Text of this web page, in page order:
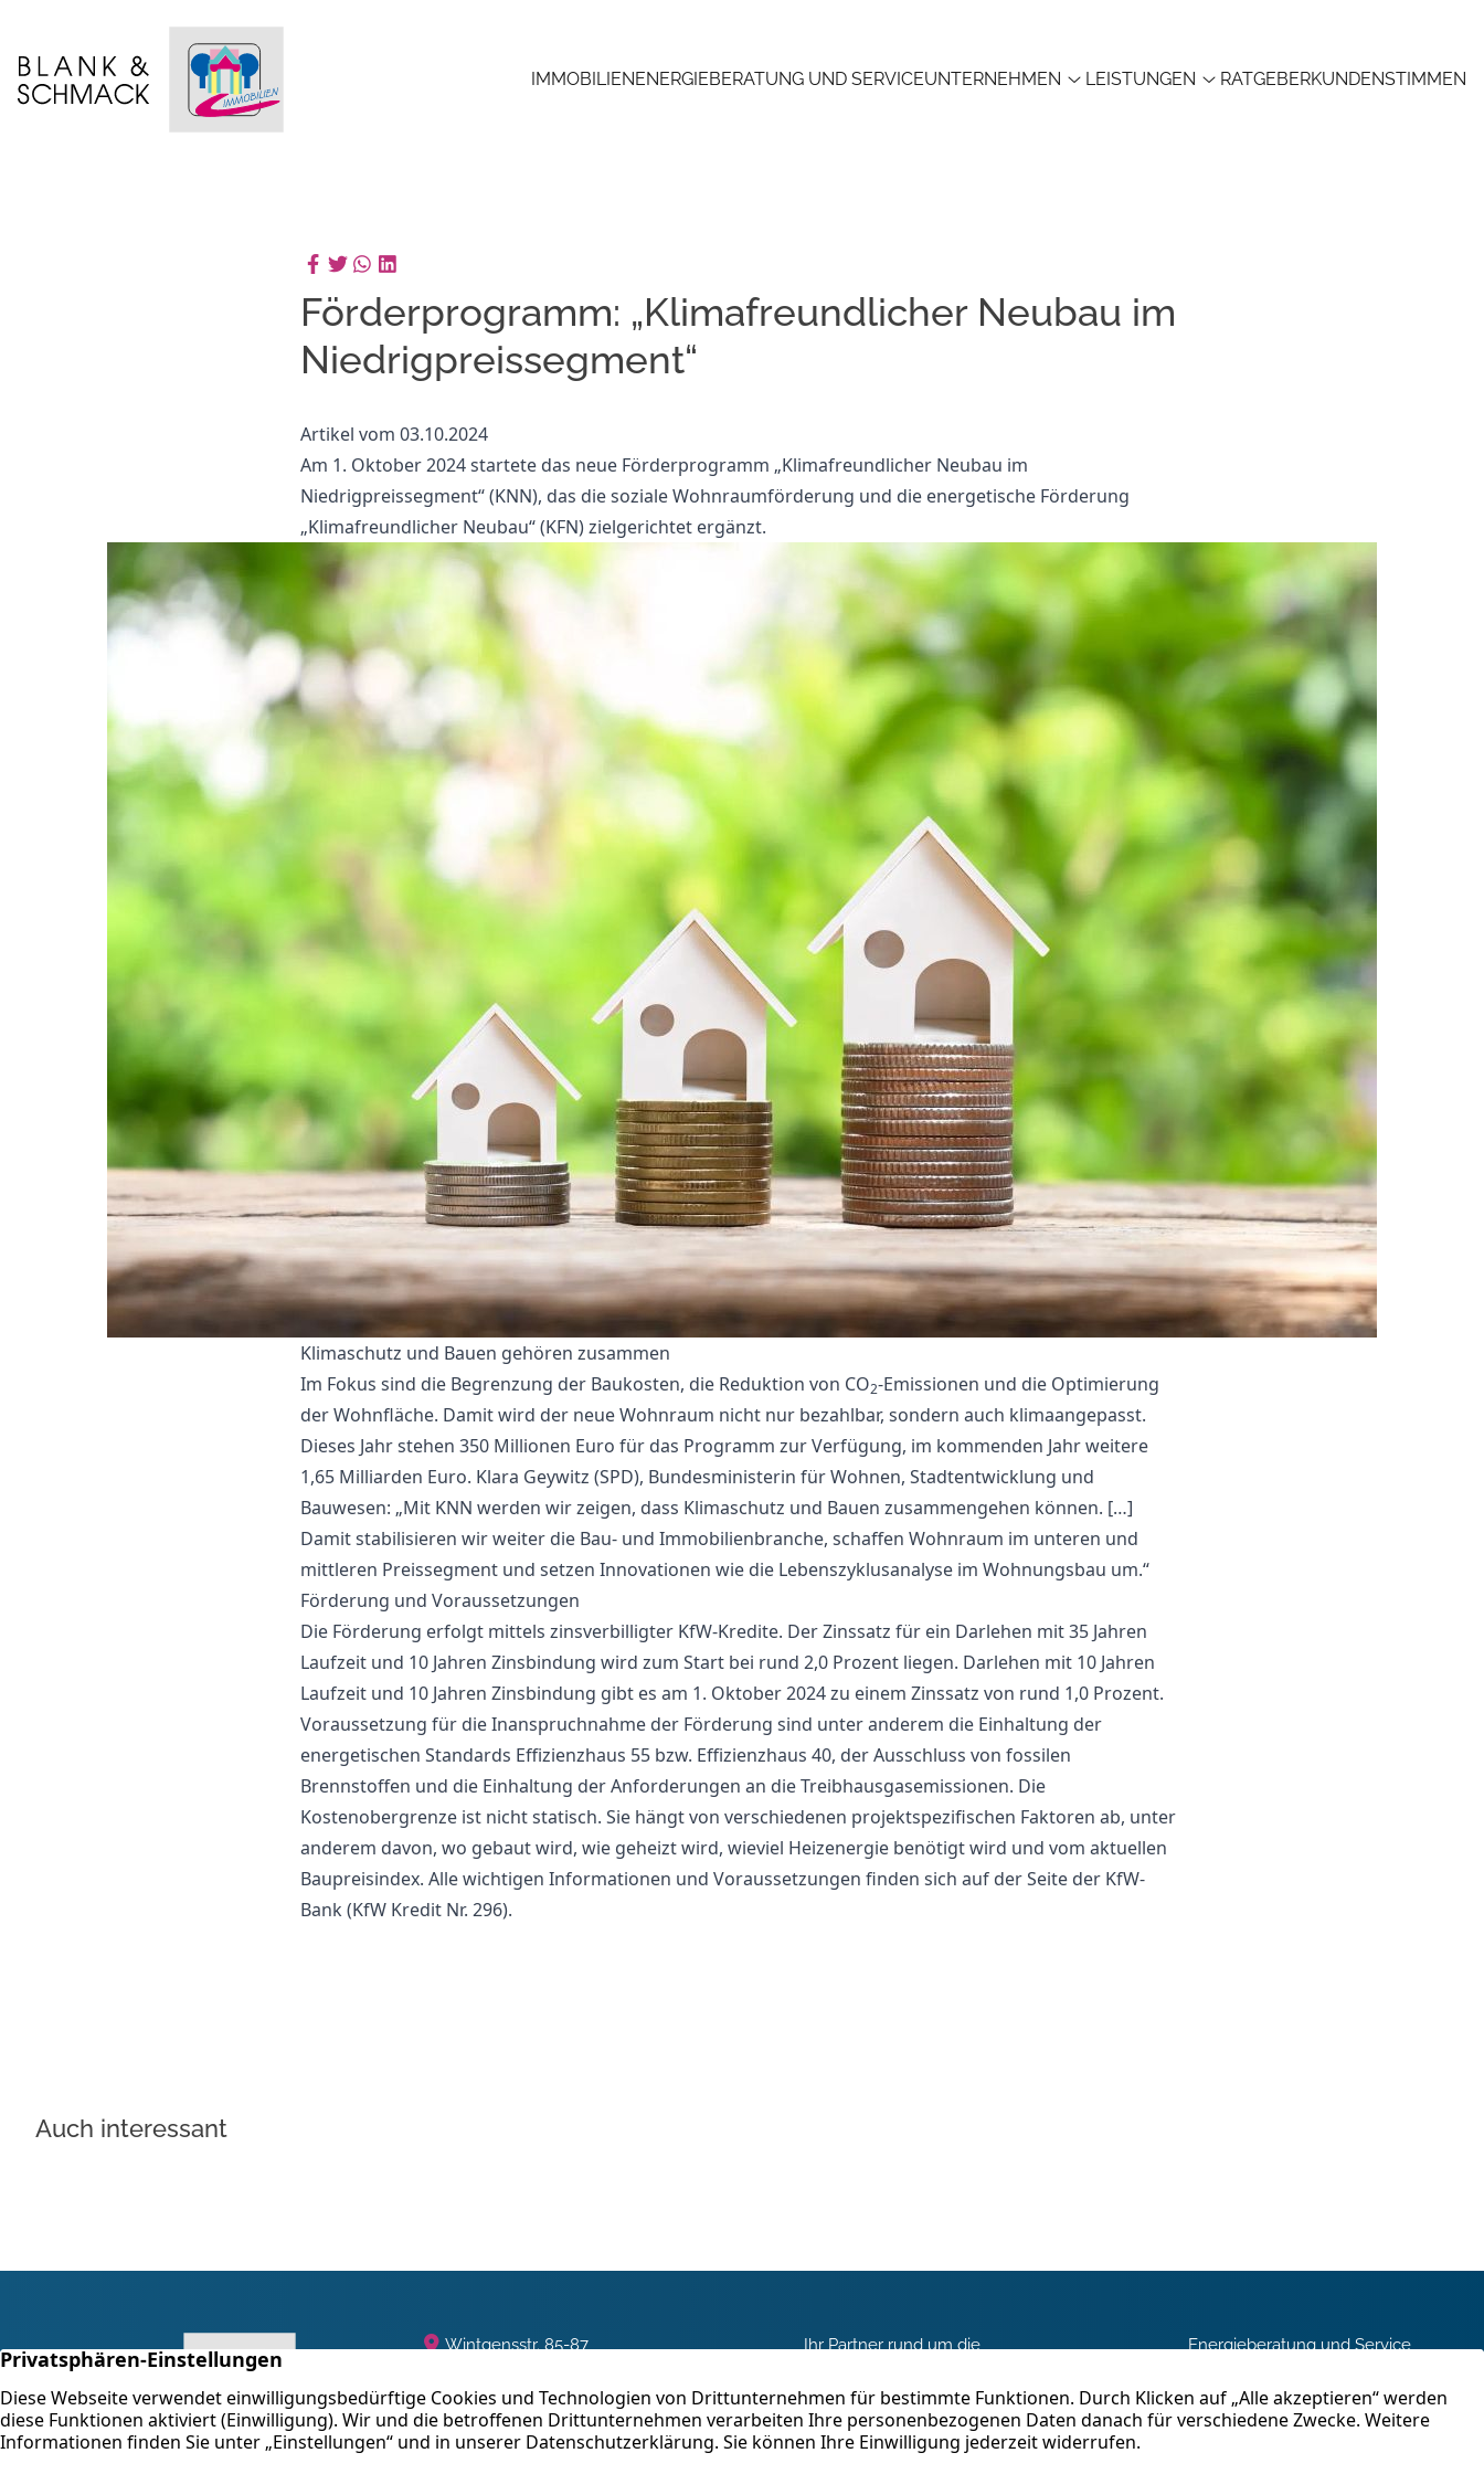
IMMOBILIENENERGIEBERATUNG UND SERVICEUNTERNEHMEN LEISTUNGEN RATGEBERKUNDENSTIMMEN
Förderprogramm: „Klimafreundlicher Neubau im
Niedrigpreissegment“
Artikel vom 03.10.2024
Am 1. Oktober 2024 startete das neue Förderprogramm „Klimafreundlicher Neubau im
Niedrigpreissegment“ (KNN), das die soziale Wohnraumförderung und die energetische Förderung
„Klimafreundlicher Neubau“ (KFN) zielgerichtet ergänzt.
Klimaschutz und Bauen gehören zusammen
Im Fokus sind die Begrenzung der Baukosten, die Reduktion von CO2-Emissionen und die Optimierung
der Wohnfläche. Damit wird der neue Wohnraum nicht nur bezahlbar, sondern auch klimaangepasst.
Dieses Jahr stehen 350 Millionen Euro für das Programm zur Verfügung, im kommenden Jahr weitere
1,65 Milliarden Euro. Klara Geywitz (SPD), Bundesministerin für Wohnen, Stadtentwicklung und
Bauwesen: „Mit KNN werden wir zeigen, dass Klimaschutz und Bauen zusammengehen können. […]
Damit stabilisieren wir weiter die Bau- und Immobilienbranche, schaffen Wohnraum im unteren und
mittleren Preissegment und setzen Innovationen wie die Lebenszyklusanalyse im Wohnungsbau um.“
Förderung und Voraussetzungen
Die Förderung erfolgt mittels zinsverbilligter KfW-Kredite. Der Zinssatz für ein Darlehen mit 35 Jahren
Laufzeit und 10 Jahren Zinsbindung wird zum Start bei rund 2,0 Prozent liegen. Darlehen mit 10 Jahren
Laufzeit und 10 Jahren Zinsbindung gibt es am 1. Oktober 2024 zu einem Zinssatz von rund 1,0 Prozent.
Voraussetzung für die Inanspruchnahme der Förderung sind unter anderem die Einhaltung der
energetischen Standards Effizienzhaus 55 bzw. Effizienzhaus 40, der Ausschluss von fossilen
Brennstoffen und die Einhaltung der Anforderungen an die Treibhausgasemissionen. Die
Kostenobergrenze ist nicht statisch. Sie hängt von verschiedenen projektspezifischen Faktoren ab, unter
anderem davon, wo gebaut wird, wie geheizt wird, wieviel Heizenergie benötigt wird und vom aktuellen
Baupreisindex. Alle wichtigen Informationen und Voraussetzungen finden sich auf der Seite der KfW-
Bank (KfW Kredit Nr. 296).
Auch interessant
Wintgensstr. 85-87
+49 203 3018960
Ihr Partner rund um die
Betreuung von Immobilien in
Duisburg. Seit fast 40 Jahren
erfolgreich in der
Energieberatung und Service
Immobilienbewertung